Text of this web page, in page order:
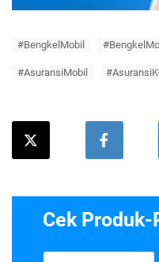
#BengkelMobil
#AsuransiMobil
Cek